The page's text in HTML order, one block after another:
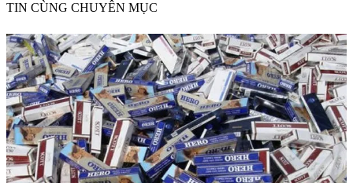
TIN CÙNG CHUYÊN MỤC